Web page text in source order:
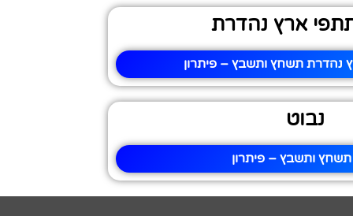
ארץ נהדרת
נהדרת תשחץ ותשבץ – פיתרון
נבוט
תשחץ ותשבץ – פיתרון